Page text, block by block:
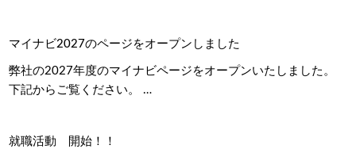
マイナビ2027のページをオープンしました
弊社の2027年度のマイナビページをオープンいたしました。
下記からご覧ください。 …
就職活動 開始！！